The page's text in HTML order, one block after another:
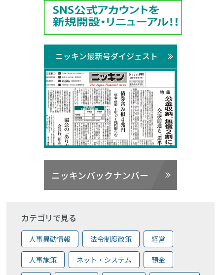
ニッキン最新号ダイジェスト
ニッキンバックナンバー
カテゴリで見る
人事異動情報 法令制度政策 経営
人事施策 ネット・システム 預金